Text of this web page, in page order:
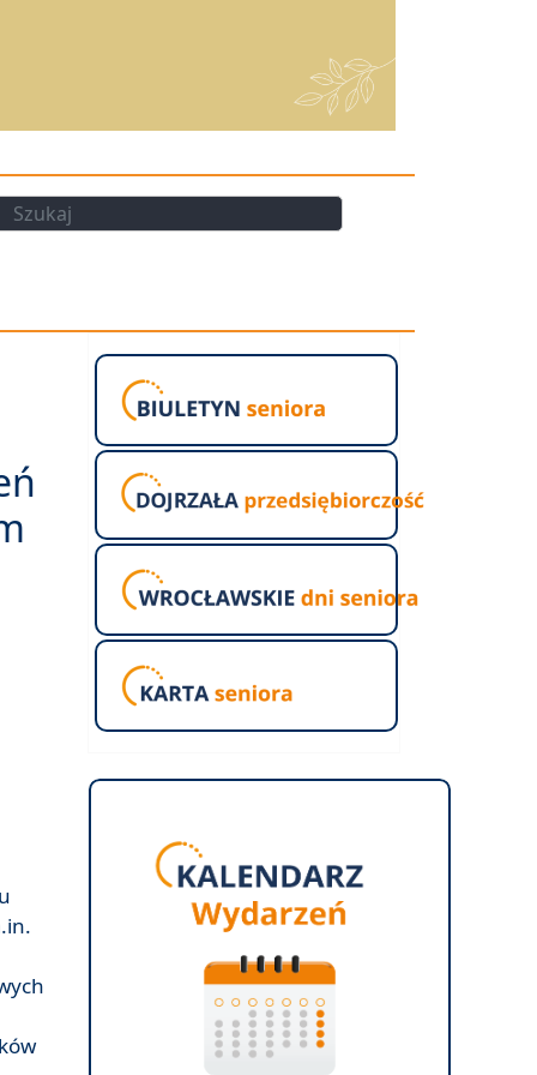
Szukaj